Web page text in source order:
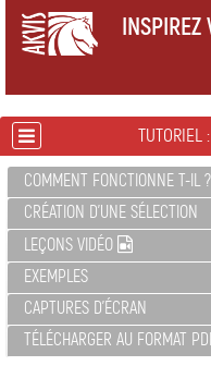
INSPIREZ
TUTORIEL
COMMENT FONCTIONNE T-IL ?
CRÉATION D'UNE SÉLECTION
LEÇONS VIDÉO
EXEMPLES
CAPTURES D'ÉCRAN
TÉLÉCHARGER AU FORMAT